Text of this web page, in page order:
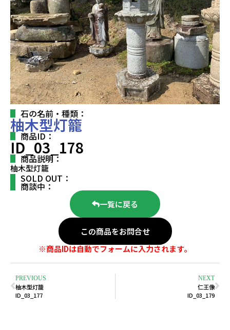
石の名前・種類：
柚木型灯籠
商品ID：
ID_03_178
商品説明：
柚木型灯籠
SOLD OUT：
商談中：
一覧に戻る
この商品をお問合せ
※商品IDは自動でフォームに入力されます。
PREVIOUS
柚木型灯籠
ID_03_177
NEXT
仁王像
ID_03_179